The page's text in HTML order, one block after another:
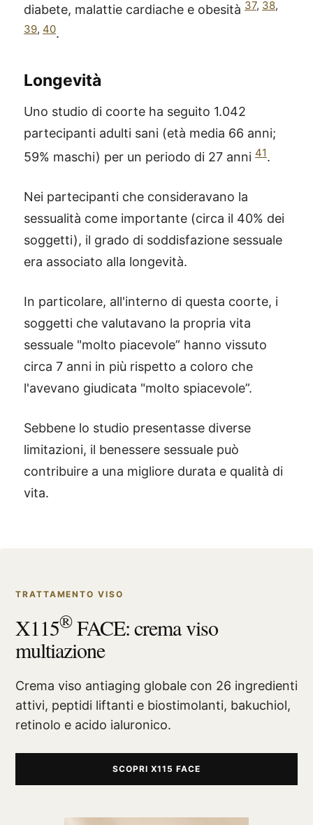
diabete, malattie cardiache e obesità 37, 38,
39, 40.
Longevità
Uno studio di coorte ha seguito 1.042
partecipanti adulti sani (età media 66 anni;
59% maschi) per un periodo di 27 anni 41.
Nei partecipanti che consideravano la
sessualità come importante (circa il 40% dei
soggetti), il grado di soddisfazione sessuale
era associato alla longevità.
In particolare, all'interno di questa coorte, i
soggetti che valutavano la propria vita
sessuale "molto piacevole” hanno vissuto
circa 7 anni in più rispetto a coloro che
l'avevano giudicata "molto spiacevole”.
Sebbene lo studio presentasse diverse
limitazioni, il benessere sessuale può
contribuire a una migliore durata e qualità di
vita.
TRATTAMENTO VISO
X115®FACE: crema viso
multiazione
Crema viso antiaging globale con 26 ingredienti
attivi, peptidi liftanti e biostimolanti, bakuchiol,
retinolo e acido ialuronico.
SCOPRI X115 FACE